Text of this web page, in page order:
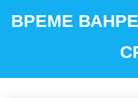
ВРЕМЕ